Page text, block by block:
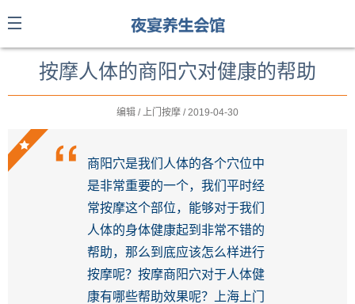
按摩人体的商阳穴对健康的帮助
编辑 / 上门按摩 / 2019-04-30
商阳穴是我们人体的各个穴位中
是非常重要的一个，我们平时经
常按摩这个部位，能够对于我们
人体的身体健康起到非常不错的
帮助，那么到底应该怎么样进行
按摩呢？按摩商阳穴对于人体健
康有哪些帮助效果呢？上海上门